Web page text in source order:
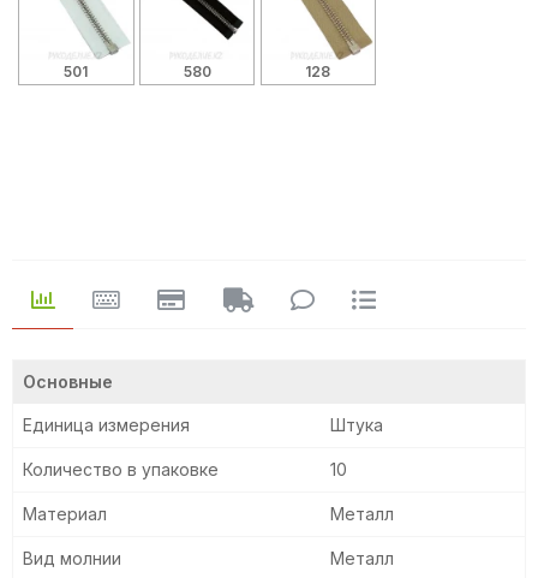
Основные
Единица измерения Штука
Количество в упаковке 10
Материал Металл
Вид молнии Металл
501 580 128